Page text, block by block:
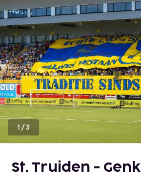
1 /3
St. Truiden - Genk